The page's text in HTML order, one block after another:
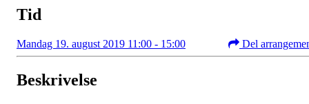
Tid
Mandag 19. august 2019 11:00 - 15:00 Del
Beskrivelse